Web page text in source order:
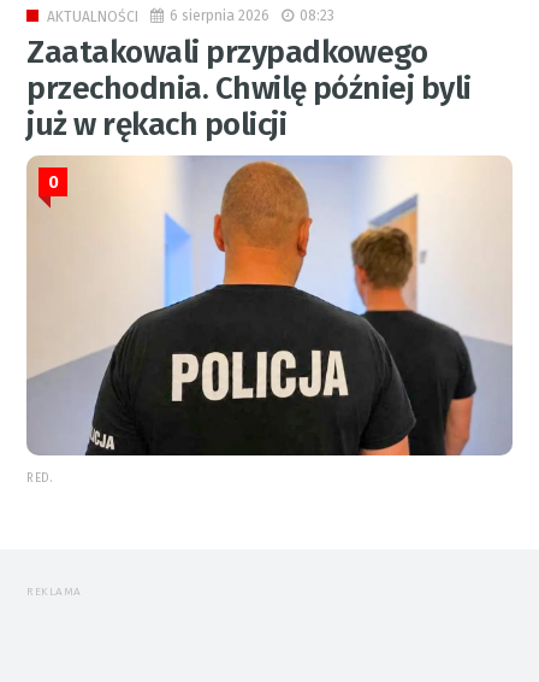
AKTUALNOŚCI 6 sierpnia 2026 08:23
Zaatakowali przypadkowego
przechodnia. Chwilę później byli
już w rękach policji
0
RED.
REKLAMA